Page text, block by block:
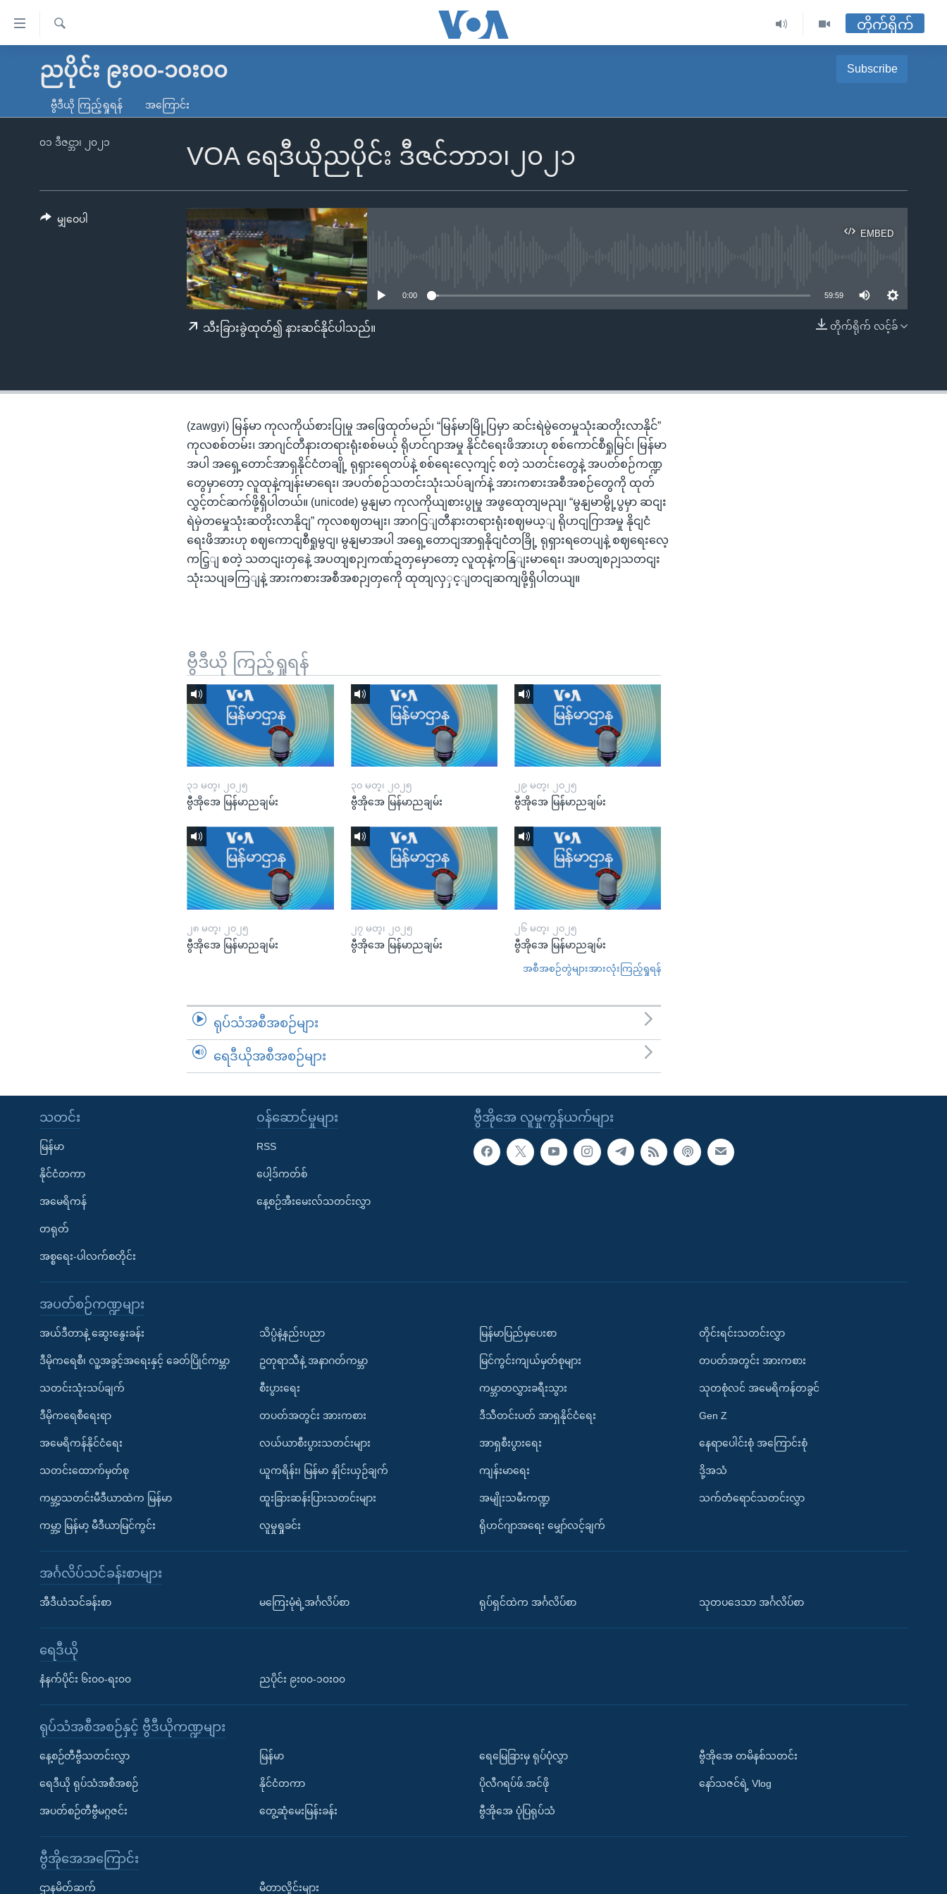
လွယ်ကူ
သည့်
ကျော်
မူလစာမျက်နှာ
ကမ္ဘာ့သတင်းများ
နိုင်ငံတကာ
တရုတ်
အစ္စရေး-ပါလက်စတိုင်း
ရပ်ဝန်းတခု လမ်းတခု အလွန်
အင်္ဂလိပ်စာလေ့လာမယ်
ရ
လာ
တိုက်ရိုက်
ညပိုင်း ၉း၀၀-၁၀း၀၀ Subscribe
Apple Podcasts
Spotify
ဗွီဒီယို ကြည့်ရှုရန် အကြောင်း
VOA ရေဒီယိုညပိုင်း ဒီဇင်ဘာ၁၊၂၀၂၁
၀၁ ဒီဇင္ဘာ၊ ၂၀၂၁
EMBED
EMBED
0:00 59:59
တိုက်ရိုက် လင့်ခ်
သီးခြားခွဲထုတ်၍ နားဆင်နိုင်ပါသည်။
မျှဝေပါ
(zawgyi) မြန်မာ ကုလကိုယ်စားပြုမှု အဖြေထုတ်မည်၊ “မြန်မာမြို့ပြမှာ ဆင်းရဲမွဲတေမှုသုံးဆတိုးလာနိုင်”
ကုလစစ်တမ်း၊ အာဂျင်တီနားတရားရုံးစစ်မယ့် ရိုဟင်ဂျာအမှု နိုင်ငံရေးဖိအားဟု စစ်ကောင်စီရှုမြင်၊ မြန်မာ
အပါ အရှေ့တောင်အာရှနိုင်ငံတချို့ ရုရှားရေတပ်နဲ့ စစ်ရေးလေ့ကျင့် စတဲ့ သတင်းတွေနဲ့ အပတ်စဉ်ကဏ္ဍ
တွေမှာတော့ လူထုနဲ့ကျန်းမာရေး၊ အပတ်စဉ်သတင်းသုံးသပ်ချက်နဲ့ အားကစားအစီအစဉ်တွေကို ထုတ်
လွှင့်တင်ဆက်ဖို့ရှိပါတယ်။ (unicode) မွနျမာ ကုလကိုယျစားပွုမှု အဖွထေုတျမညျ၊ “မွနျမာမွို့ပွမှာ ဆငျး
ရဲမှဲတမှေုသုံးဆတိုးလာနိုငျ” ကုလစဈတမျး၊ အာဂငြျတီနားတရားရုံးစဈမယ့ျ ရိုဟငျဂြာအမှု နိုငျငံ
ရေးဖိအားဟု စဈကောငျစီရှုမွငျ၊ မွနျမာအပါ အရှေ့တောငျအာရှနိုငျငံတခြို့ ရုရှားရတေပျနဲ့ စဈရေးလေ့
ကငြ့ျ စတဲ့ သတငျးတှနေဲ့ အပတျစဉျကဏ်ဍတှမှောတော့ လူထုနဲ့ကနြျးမာရေး၊ အပတျစဉျသတငျး
သုံးသပျခကြျနဲ့ အားကစားအစီအစဉျတှကေို ထုတျလှှင့ျတငျဆကျဖို့ရှိပါတယျ။
ဗွီဒီယို ကြည့်ရှုရန်
၃၁ မတ္၊ ၂၀၂၅
ဗွီအိုအေ မြန်မာညချမ်း
၃၀ မတ္၊ ၂၀၂၅
ဗွီအိုအေ မြန်မာညချမ်း
၂၉ မတ္၊ ၂၀၂၅
ဗွီအိုအေ မြန်မာညချမ်း
၂၈ မတ္၊ ၂၀၂၅
ဗွီအိုအေ မြန်မာညချမ်း
၂၇ မတ္၊ ၂၀၂၅
ဗွီအိုအေ မြန်မာညချမ်း
၂၆ မတ္၊ ၂၀၂၅
ဗွီအိုအေ မြန်မာညချမ်း
အစီအစဉ်တွဲများအားလုံးကြည့်ရှုရန်
ရုပ်သံအစီအစဉ်များ
ရေဒီယိုအစီအစဉ်များ
ဗွီအိုအေ လူမှုကွန်ယက်များ
သတင်း
မြန်မာ
နိုင်ငံတကာ
အမေရိကန်
တရုတ်
အစ္စရေး-ပါလက်စတိုင်း
၀န်ဆောင်မှုများ
RSS
ပေါ့ဒ်ကတ်စ်
နေ့စဉ်အီးမေးလ်သတင်းလွှာ
အပတ်စဉ်ကဏ္ဍများ
အယ်ဒီတာနဲ့ ဆွေးနွေးခန်း
ဒီမိုကရေစီ၊ လူ့အခွင့်အရေးနှင့် ခေတ်ပြိုင်ကမ္ဘာ
သတင်းသုံးသပ်ချက်
ဒီမိုကရေစီရေးရာ
အမေရိကန်နိုင်ငံရေး
သတင်းထောက်မှတ်စု
ကမ္ဘာ့သတင်းမီဒီယာထဲက မြန်မာ
ကမ္ဘာ့ မြန်မာ့ မီဒီယာမြင်ကွင်း
သိပ္ပံနဲ့နည်းပညာ
ဥတုရာသီနဲ့ အနာဂတ်ကမ္ဘာ
စီးပွားရေး
တပတ်အတွင်း အားကစား
လယ်ယာစီးပွားသတင်းများ
ယူကရိန်း၊ မြန်မာ နှိုင်းယှဉ်ချက်
ထူးခြားဆန်းပြားသတင်းများ
လူမှုရှုခင်း
မြန်မာပြည်မှပေးစာ
မြင်ကွင်းကျယ်မှတ်စုများ
ကမ္ဘာတလွှားခရီးသွား
ဒီသီတင်းပတ် အာရှနိုင်ငံရေး
အာရှစီးပွားရေး
ကျန်းမာရေး
အမျိုးသမီးကဏ္ဍ
ရိုဟင်ဂျာအရေး မျှော်လင့်ချက်
တိုင်းရင်းသတင်းလွှာ
တပတ်အတွင်း အားကစား
သုတစုံလင် အမေရိကန်တခွင်
Gen Z
နေရာပေါင်းစုံ အကြောင်းစုံ
ဒို့အသံ
သက်တံရောင်သတင်းလွှာ
အင်္ဂလိပ်သင်ခန်းစာများ
အီဒီယံသင်ခန်းစာ မကြေးမုံရဲ့အင်္ဂလိပ်စာ ရုပ်ရှင်ထဲက အင်္ဂလိပ်စာ သုတပဒေသာ အင်္ဂလိပ်စာ
ရေဒီယို
နံနက်ပိုင်း ၆း၀၀-ရး၀၀ ညပိုင်း ၉း၀၀-၁၀း၀၀
ရုပ်သံအစီအစဉ်နှင့် ဗွီဒီယိုကဏ္ဍများ
နေ့စဉ်တီဗွီသတင်းလွှာ
ရေဒီယို ရုပ်သံအစီအစဉ်
အပတ်စဉ်တီဗွီမဂ္ဂဇင်း
မြန်မာ
နိုင်ငံတကာ
တွေ့ဆုံမေးမြန်းခန်း
ရေမြေခြားမှ ရုပ်ပုံလွှာ
ပိုလီဂရပ်ဖ်.အင်ဖို
ဗွီအိုအေ ပုံပြရုပ်သံ
ဗွီအိုအေ တမိနစ်သတင်း
နော်သဇင်ရဲ့ Vlog
ဗွီအိုအေအကြောင်း
ဌာနမိတ်ဆက် မီတာလှိုင်းများ